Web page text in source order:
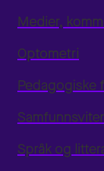
Medier,
Optometri
Pedagogiske
Språk og